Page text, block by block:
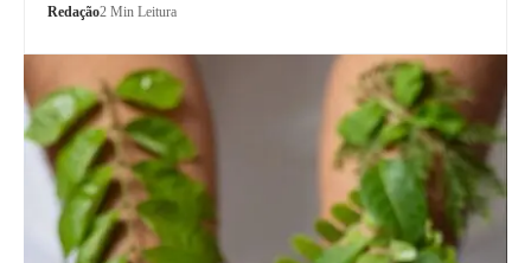
Redação2 Min Leitura